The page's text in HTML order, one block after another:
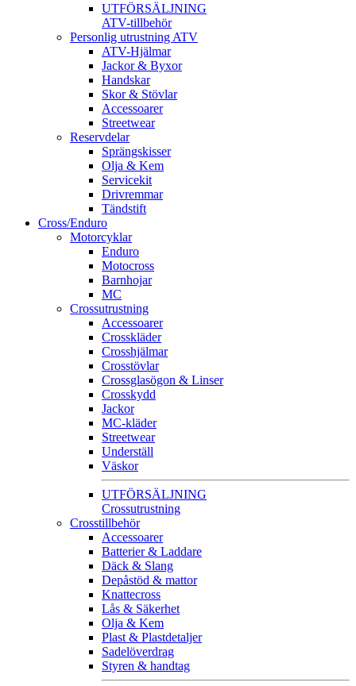
UTFÖRSÄLJNING
ATV-tillbehör
Personlig utrustning ATV
ATV-Hjälmar
Jackor & Byxor
Handskar
Skor & Stövlar
Accessoarer
Streetwear
Reservdelar
Sprängskisser
Olja & Kem
Servicekit
Drivremmar
Tändstift
Cross/Enduro
Motorcyklar
Enduro
Motocross
Barnhojar
MC
Crossutrustning
Accessoarer
Crosskläder
Crosshjälmar
Crosstövlar
Crossglasögon & Linser
Crosskydd
Jackor
MC-kläder
Streetwear
Underställ
Väskor
UTFÖRSÄLJNING
Crossutrustning
Crosstillbehör
Accessoarer
Batterier & Laddare
Däck & Slang
Depåstöd & mattor
Knattecross
Lås & Säkerhet
Olja & Kem
Plast & Plastdetaljer
Sadelöverdrag
Styren & handtag